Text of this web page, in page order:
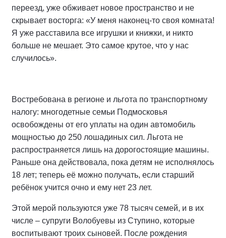
переезд, уже обживает новое пространство и не
скрывает восторга: «У меня наконец-то своя комната!
Я уже расставила все игрушки и книжки, и никто
больше не мешает. Это самое крутое, что у нас
случилось».
Востребована в регионе и льгота по транспортному
налогу: многодетные семьи Подмосковья
освобождены от его уплаты на один автомобиль
мощностью до 250 лошадиных сил. Льгота не
распространяется лишь на дорогостоящие машины.
Раньше она действовала, пока детям не исполнялось
18 лет; теперь её можно получать, если старший
ребёнок учится очно и ему нет 23 лет.
Этой мерой пользуются уже 78 тысяч семей, и в их
числе – супруги Волобуевы из Ступино, которые
воспитывают троих сыновей. После рождения